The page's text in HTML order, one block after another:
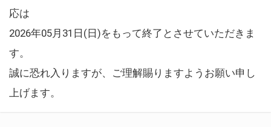
応は
2026年05月31日(日)をもって終了とさせていただきま
す。
誠に恐れ入りますが、ご理解賜りますようお願い申し
上げます。